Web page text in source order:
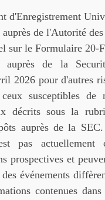
d'Enregistrement
de l'Autorité
sur le Formulaire 20-
de la
2026 pour d'autres
susceptibles de
décrits sous la
auprès de la
pas actuellement
prospectives et
événements
contenues